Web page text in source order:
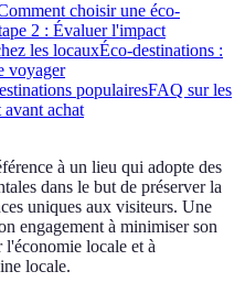
choisir une éco-
2 : Évaluer l'impact
les locauxÉco-destinations :
voyager
populairesFAQ sur les
achat
à un lieu qui adopte des
dans le but de préserver la
uniques aux visiteurs. Une
engagement à minimiser son
locale et à
locale.